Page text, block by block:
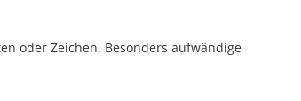
oder Zeichen. Besonders aufwändige